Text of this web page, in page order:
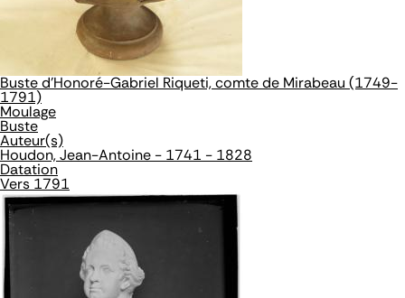
Buste d'Honoré-Gabriel Riqueti, comte de Mirabeau (1749-
1791)
Moulage
Buste
Auteur(s)
Houdon, Jean-Antoine - 1741 - 1828
Datation
Vers 1791